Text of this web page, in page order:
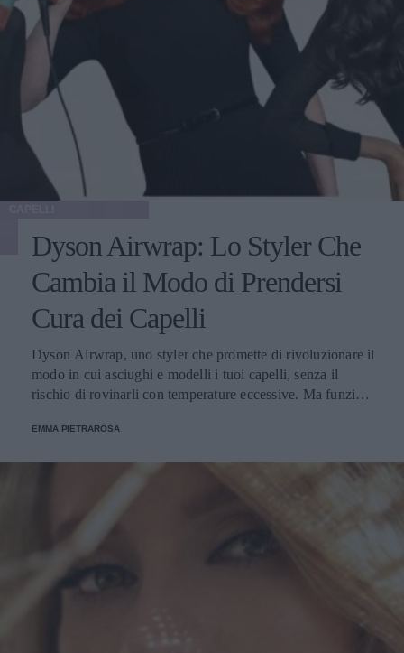
Dyson Airwrap: Lo Styler Che
Cambia il Modo di Prendersi
Cura dei Capelli
Dyson Airwrap, uno styler che promette di rivoluzionare il
modo in cui asciughi e modelli i tuoi capelli, senza il
rischio di rovinarli con temperature eccessive. Ma funziona
EMMA PIETRAROSA